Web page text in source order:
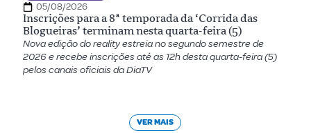
05/08/2026
Inscrições para a 8ª temporada da ‘Corrida das
Blogueiras’ terminam nesta quarta-feira (5)
Nova edição do reality estreia no segundo semestre de
2026 e recebe inscrições até as 12h desta quarta-feira (5)
pelos canais oficiais da DiaTV
VER MAIS